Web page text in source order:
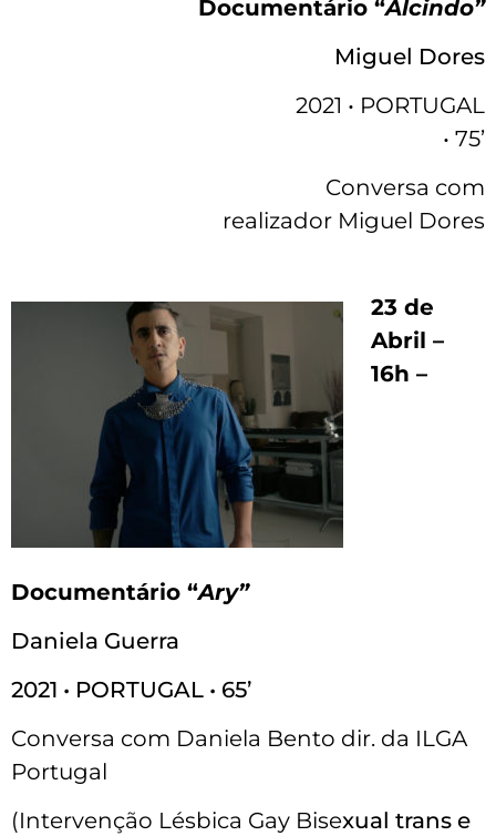
Documentário “Alcindo”
Miguel Dores
2021 • PORTUGAL
• 75’
Conversa com
realizador Miguel Dores
23 de
Abril –
16h –
Documentário “Ary”
Daniela Guerra
2021 • PORTUGAL • 65’
Conversa com Daniela Bento dir. da ILGA
Portugal
(Intervenção Lésbica Gay Bisexual trans e